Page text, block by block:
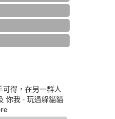
得，在另一群人
你我 - 玩過躲貓貓